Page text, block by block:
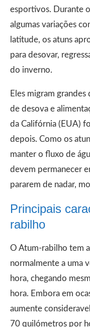
esportivos. Durante
algumas variações
latitude, os atuns
para desovar,
do inverno.
Eles migram grandes
de desova e
da Califórnia (EUA)
depois. Como os
manter o fluxo de
devem permanecer
pararem de nadar,
Principais
rabilho
O Atum-rabilho tem
normalmente a uma
hora, chegando
hora. Embora em
aumente
70 quilómetros por